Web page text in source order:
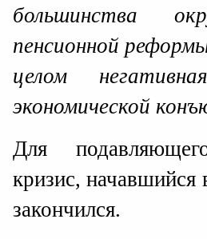
большинства
пенсионной
целом
экономической
Для
кризис, начавшийся
закончился.